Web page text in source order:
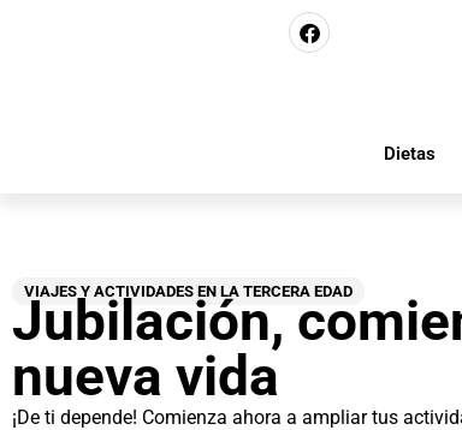
Dietas
VIAJES Y ACTIVIDADES EN LA TERCERA EDAD
Jubilación,
nueva vida
¡De ti depende! Comienza ahora a ampliar tus